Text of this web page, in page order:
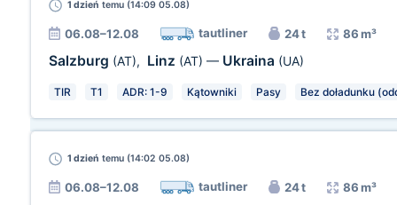
1 dzień temu (14:09 05.08)
06.08–12.08 tautliner 24 t 86 m³
Salzburg (AT), Linz (AT) — Ukraina (UA)
TIR T1 ADR: 1-9 Kątowniki Pasy Bez doładunku
1 dzień temu (14:02 05.08)
06.08–12.08 tautliner 24 t 86 m³